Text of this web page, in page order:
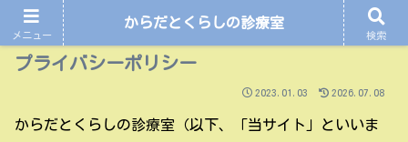
プライバシーポリシー
2023.01.03 2026.07.08
からだとくらしの診療室（以下、「当サイト」といいま
メニュー
からだとくらしの診療室
検索